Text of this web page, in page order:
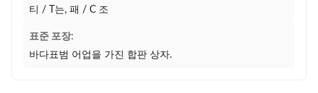
티 / T는, 패 / C 조
표준 포장:
바다표범 어업을 가진 합판 상자.